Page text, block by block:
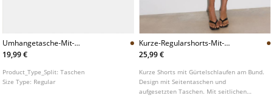
Umhangetasche-Mit-
Unregelmaiger-Schnalle
19,99 €
Product_Type_Split:Taschen
Size Type: Regular
Kurze-Regularshorts-Mit-
Taschen
25,99 €
Kurze Shorts mit Gürtelschlaufen am Bund.
Design mit Seitentaschen und
aufgesetzten Taschen. Mit seitlichen